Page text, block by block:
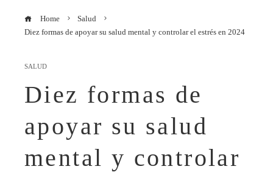
Home
Salud
Diez formas de apoyar su salud mental y controlar el estrés en 2024
SALUD
Diez formas de
apoyar su salud
mental y controlar